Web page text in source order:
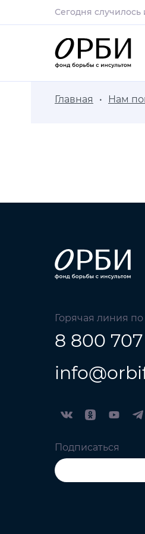
Сегодня случилось
Главная Нам
Горячая линия по
8 800
Подписаться